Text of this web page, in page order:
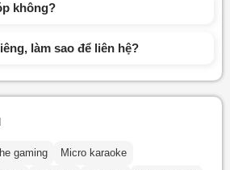
không?
làm sao để liên hệ?
gaming
Micro karaoke